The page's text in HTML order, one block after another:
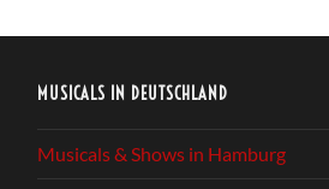
MUSICALS IN DEUTSCHLAND
Musicals & Shows in Hamburg